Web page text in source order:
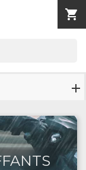
shopping_cart